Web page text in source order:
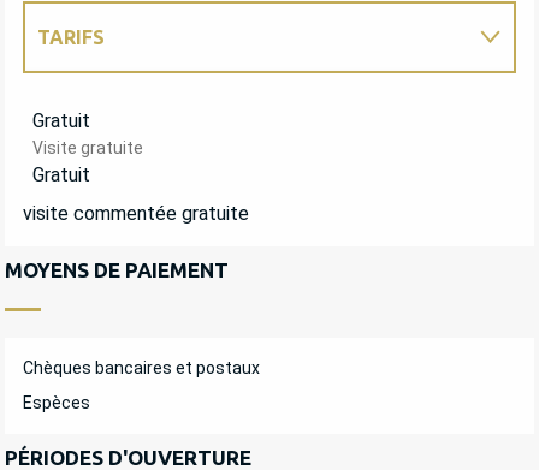
TARIFS
Gratuit
Visite gratuite
Gratuit
visite commentée gratuite
MOYENS DE PAIEMENT
Chèques bancaires et postaux
Espèces
PÉRIODES D'OUVERTURE